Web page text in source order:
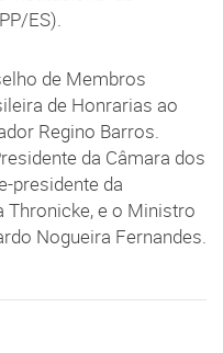
ES).
de Membros
de Honrarias ao
Regino Barros.
da Câmara dos
presidente da
Thronicke, e o Ministro
Nogueira Fernandes.